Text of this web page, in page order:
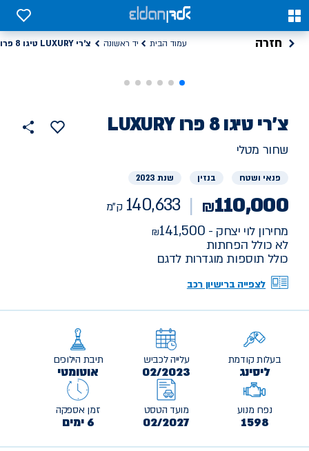
0
0
חזרה עמוד הבית יד ראשונה צ'רי LUXURY טיגו 8 פרו
רכב
יד
צ'ריLUXURY טיגו 8 פרו
140633
הוסף
למועדפים
שחור מטלי
פנאי ושטח בנזין שנת 2023
₪110,000
140,633 ק"מ
מחירון לוי יצחק - 141,500
לא כולל הפחתות
כולל תוספות מוגדרות לדגם
לצפייה ברישיון רכב
בעלות קודמת
ליסינג
עלייה לכביש
02/2023
תיבת הילוכים
אוטומטי
נפח מנוע
1598
מועד הטסט
02/2027
זמן אספקה
6 ימים